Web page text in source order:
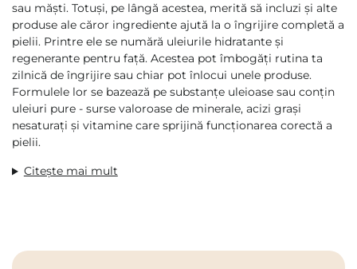
sau măști. Totuși, pe lângă acestea, merită să incluzi și alte
produse ale căror ingrediente ajută la o îngrijire completă a
pielii. Printre ele se numără uleiurile hidratante și
regenerante pentru față. Acestea pot îmbogăți rutina ta
zilnică de îngrijire sau chiar pot înlocui unele produse.
Formulele lor se bazează pe substanțe uleioase sau conțin
uleiuri pure - surse valoroase de minerale, acizi grași
nesaturați și vitamine care sprijină funcționarea corectă a
pielii.
Citește mai mult